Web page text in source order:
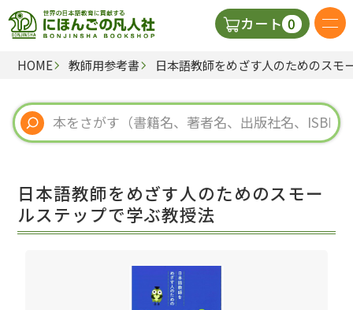
カート 0
日本語の教科書
視聴覚・補助教材
教師用参考書
HOME 教師用参考書 日本語教師をめざす人のためのスモ
日本語教師をめざす人のためのスモー
ルステップで学ぶ教授法